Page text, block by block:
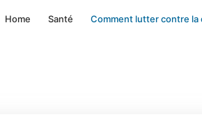
Home Santé Comment lutter contre